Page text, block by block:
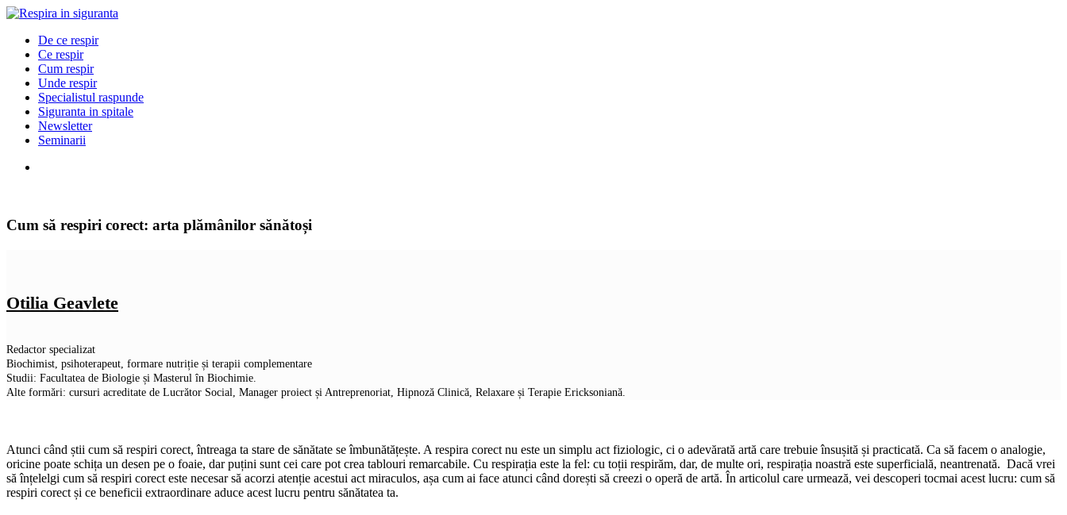
De ce respir
Ce respir
Cum respir
Unde respir
Specialistul raspunde
Siguranta in spitale
Newsletter
Seminarii
Cum să respiri corect: arta plămânilor sănătoși
Otilia Geavlete
Redactor specializat
Biochimist, psihoterapeut, formare nutriție și terapii complementare
Studii: Facultatea de Biologie și Masterul în Biochimie.
Alte formări: cursuri acreditate de Lucrător Social, Manager proiect și Antreprenoriat, Hipnoză Clinică, Relaxare și Terapie Ericksoniană.
Atunci când știi cum să respiri corect, întreaga ta stare de sănătate se îmbunătățește. A respira corect nu este un simplu act fiziologic, ci o adevărată artă care trebuie însușită și practicată. Ca să facem o analogie,
oricine poate schița un desen pe o foaie, dar puțini sunt cei care pot crea tablouri remarcabile. Cu respirația este la fel: cu toții respirăm, dar, de multe ori, respirația noastră este superficială, neantrenată. Dacă vrei
să înțelelgi cum să respiri corect este necesar să acorzi atenție acestui act miraculos, așa cum ai face atunci când dorești să creezi o operă de artă. În articolul care urmează, vei descoperi tocmai acest lucru: cum să
respiri corect și ce beneficii extraordinare aduce acest lucru pentru sănătatea ta.